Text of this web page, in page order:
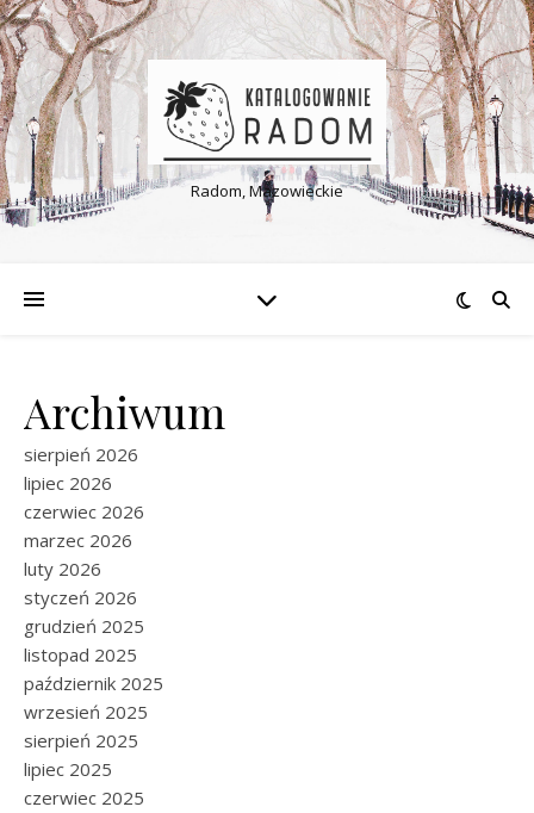
Radom, Mazowieckie
Archiwum
sierpień 2026
lipiec 2026
czerwiec 2026
marzec 2026
luty 2026
styczeń 2026
grudzień 2025
listopad 2025
październik 2025
wrzesień 2025
sierpień 2025
lipiec 2025
czerwiec 2025